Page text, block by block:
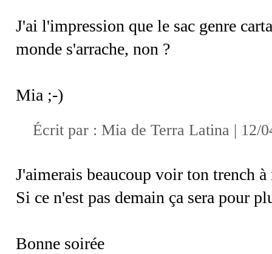
J'ai l'impression que le sac genre
monde s'arrache, non ?
Mia ;-)
Écrit par : Mia de Terra Latina | 12/
J'aimerais beaucoup voir ton trench
Si ce n'est pas demain ça sera pour
Bonne soirée